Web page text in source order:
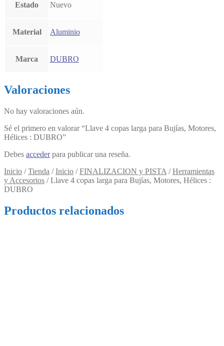
Estado Nuevo
Material Aluminio
Marca DUBRO
Valoraciones
No hay valoraciones aún.
Sé el primero en valorar “Llave 4 copas larga para Bujías, Motores,
Hélices : DUBRO”
Debes accederpara publicar una reseña.
Inicio /Tienda /Inicio /FINALIZACION y PISTA /Herramientas
y Accesorios /Llave 4 copas larga para Bujías, Motores, Hélices :
DUBRO
Productos relacionados